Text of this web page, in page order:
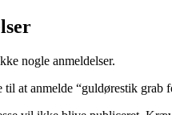
nogle anmeldelser.
at anmelde “guldørestik grab